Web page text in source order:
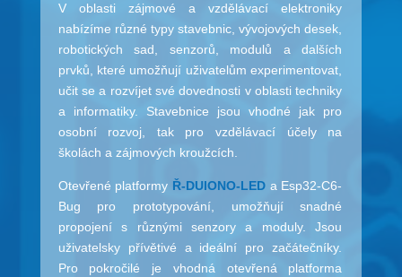
V oblasti zájmové a vzdělávací elektroniky
nabízíme různé typy stavebnic, vývojových desek,
robotických sad, senzorů, modulů a dalších
prvků, které umožňují uživatelům experimentovat,
učit se a rozvíjet své dovednosti v oblasti techniky
a informatiky. Stavebnice jsou vhodné jak pro
osobní rozvoj, tak pro vzdělávací účely na
školách a zájmových kroužcích.
Otevřené platformy Ř-DUIONO-LED a Esp32-C6-
Bug pro prototypování, umožňují snadné
propojení s různými senzory a moduly. Jsou
uživatelsky přívětivé a ideální pro začátečníky.
Pro pokročilé je vhodná otevřená platforma